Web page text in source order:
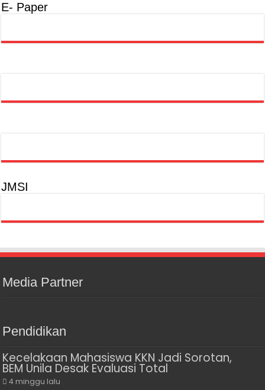
E- Paper
JMSI
Media Partner
Pendidikan
Kecelakaan Mahasiswa KKN Jadi Sorotan,
BEM Unila Desak Evaluasi Total
4 minggu lalu